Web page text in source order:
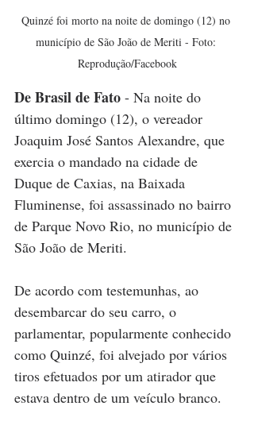
Quinzé foi morto na noite de domingo (12) no
município de São João de Meriti - Foto:
Reprodução/Facebook
De Brasil de Fato - Na noite do
último domingo (12), o vereador
Joaquim José Santos Alexandre, que
exercia o mandado na cidade de
Duque de Caxias, na Baixada
Fluminense, foi assassinado no bairro
de Parque Novo Rio, no município de
São João de Meriti.
De acordo com testemunhas, ao
desembarcar do seu carro, o
parlamentar, popularmente conhecido
como Quinzé, foi alvejado por vários
tiros efetuados por um atirador que
estava dentro de um veículo branco.